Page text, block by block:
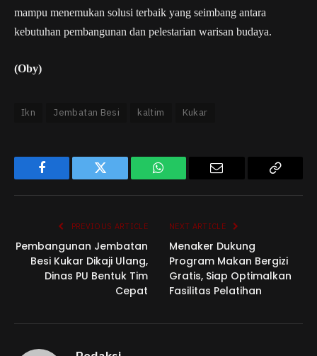
mampu menemukan solusi terbaik yang seimbang antara
kebutuhan pembangunan dan pelestarian warisan budaya.
(Oby)
Ikn Jembatan Besi kaltim Kukar
Facebook Twitter WhatsApp Email
Copy
PREVIOUS ARTICLE
Pembangunan Jembatan
Besi Kukar Dikaji Ulang,
Dinas PU Bentuk Tim
Cepat
NEXT ARTICLE
Menaker Dukung
Program Makan Bergizi
Gratis, Siap Optimalkan
Fasilitas Pelatihan